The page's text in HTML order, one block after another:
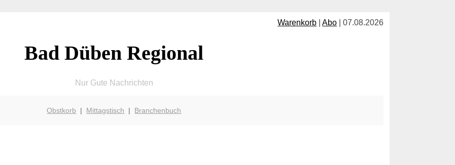
Warenkorb |Abo | 07.08.2026
Bad Düben Regional
Nur Gute Nachrichten
Obstkorb | Mittagstisch | Branchenbuch